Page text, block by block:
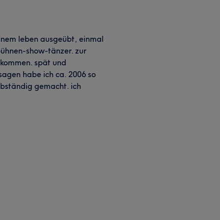
leben ausgeübt, einmal
show-tänzer. zur
spät und
habe ich ca. 2006 so
gemacht. ich